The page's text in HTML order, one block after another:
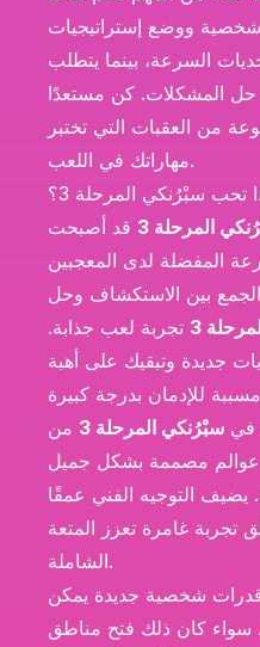
ووضع إستراتيجيات
السرعة، بينما يتطلب
حل المشكلات. كن مستعدًا
من العقبات التي تختبر
مهاراتك في اللعب.
تحب سبْرُنكي المرحلة 3؟
المرحلة 3
قد أصبحت
بين الاستكشاف وحل
3
تجربة لعب جذابة.
جديدة وتبقيك على أهبة
في سبْرُنكي المرحلة 3
من
عوالم مصممة بشكل جميل
التوجيه الفني عمقًا
تجربة غامرة تعزز المتعة
الشاملة.
قدرات شخصية جديدة يمكن
سواء كان ذلك فتح مناطق